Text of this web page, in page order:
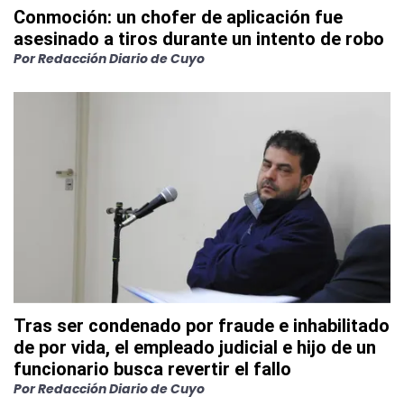
Conmoción: un chofer de aplicación fue
asesinado a tiros durante un intento de robo
PorRedacción Diario de Cuyo
Tras ser condenado por fraude e inhabilitado
de por vida, el empleado judicial e hijo de un
funcionario busca revertir el fallo
PorRedacción Diario de Cuyo